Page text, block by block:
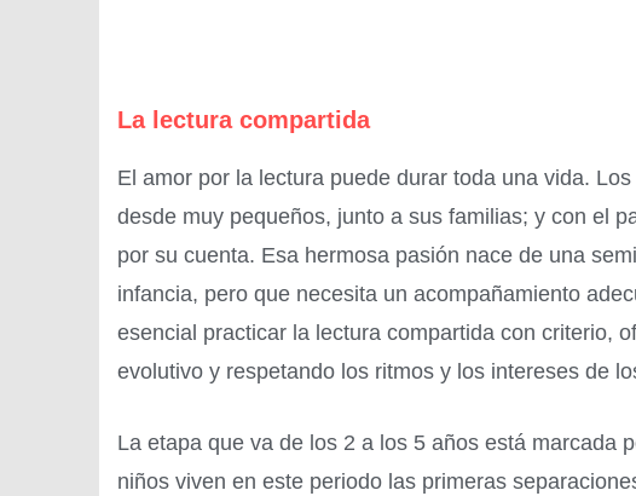
La lectura compartida
El amor por la lectura puede durar toda una vida.
desde muy pequeños, junto a sus familias; y con el
por su cuenta. Esa hermosa pasión nace de una
infancia, pero que necesita un acompañamiento
esencial practicar la lectura compartida con criterio,
evolutivo y respetando los ritmos y los intereses de
La etapa que va de los 2 a los 5 años está marcada
niños viven en este periodo las primeras